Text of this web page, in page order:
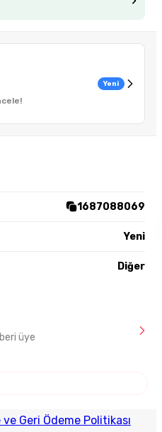
Yeni
1687088069
Yeni
Diğer
üye
ve Geri Ödeme Politikası